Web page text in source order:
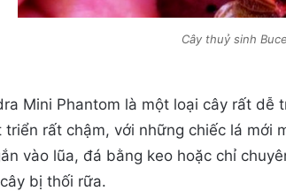
Cây thuỷ sinh
Mini Phantom là một loại cây rất
triển rất chậm, với những chiếc lá
vào lũa, đá bằng keo hoặc chỉ
bị thối rữa.